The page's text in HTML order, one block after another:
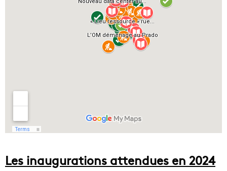
Les inaugurations attendues en 2024